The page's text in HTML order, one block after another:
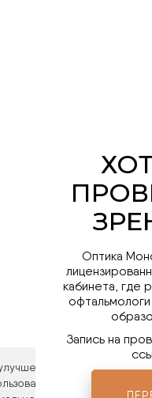
работы сайта.
файлов cookies.
Оптика
кабинета, где
Запись на